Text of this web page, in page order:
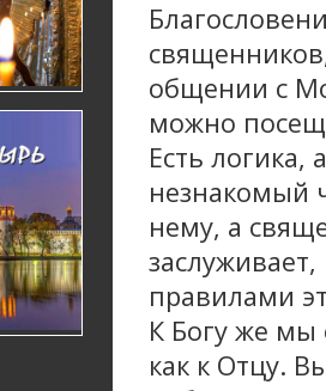
общении с
можно
Есть логика,
незнакомый
нему, а
правилами
К Богу же мы
как к Отцу.